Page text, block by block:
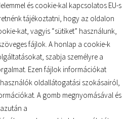
és cookie-kal kapcsolatos EU-s
tájékoztatni, hogy az oldalon
kat, vagyis “sütiket” használunk,
fájlok. A honlap a cookie-k
szabja személyre a
Ezen fájlok információkat
oldallátogatási szokásairól,
A gomb megnyomásával és
azután a